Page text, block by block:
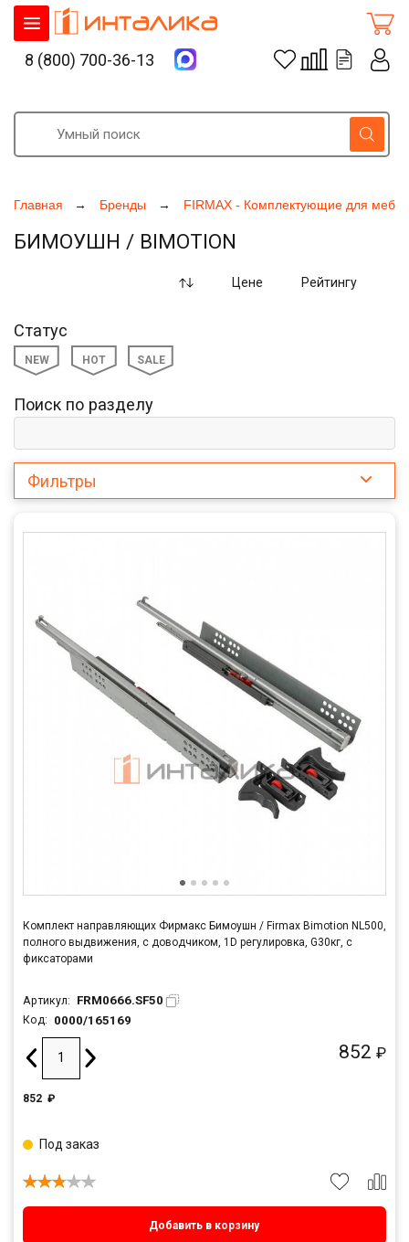
Главная Бренды FIRMAX - Комплектующие для
БИМОУШН / BIMOTION
Цене Рейтингу
Статус
NEW HOT SALE
Поиск по разделу
Фильтры
Комплект направляющих Фирмакс Бимоушн / Firmax Bimotion NL500,
полного выдвижения, c доводчиком, 1D регулировка, G30кг, с
фиксаторами
Артикул: FRM0666.SF50
Код: 0000/165169
852 ₽
852 ₽
Добавить в корзину
Под заказ
8 (800) 700-36-13